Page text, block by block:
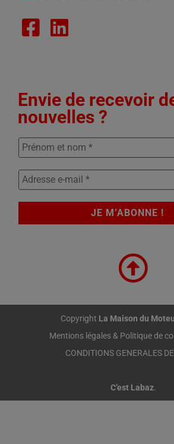
Envie de recevoir
nouvelles ?
Copyright La Maison du
Mentions légales & Politique de
CONDITIONS GENERALES
C’est Labaz.